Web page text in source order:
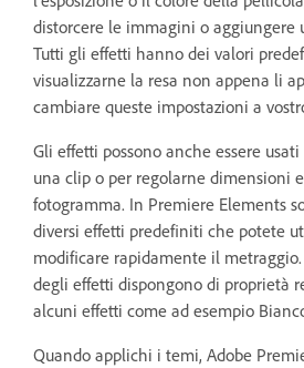
distorcere le immagini o aggiungere
Tutti gli effetti hanno dei valori
visualizzarne la resa non appena li
cambiare queste impostazioni a
Gli effetti possono anche essere
una clip o per regolarne dimensioni
fotogramma. In Premiere Elements
diversi effetti predefiniti che potete
modificare rapidamente il
degli effetti dispongono di proprietà
alcuni effetti come ad esempio
Quando applichi i temi, Adobe